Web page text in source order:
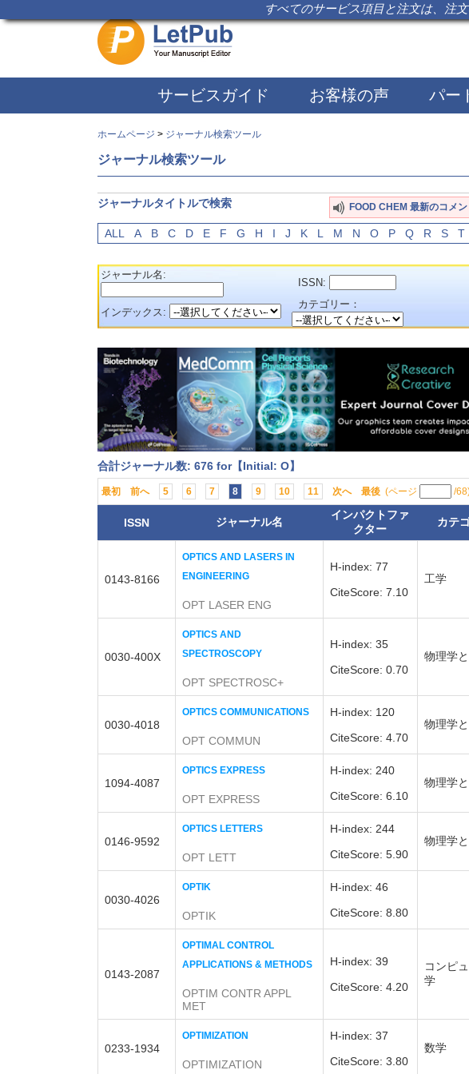
すべてのサービス項目と注文は、注
サービスガイド お客様の声 パー
ホームページ > ジャーナル検索ツール
ジャーナル検索ツール
ジャーナルタイトルで検索 FOOD CHEM 最新のコメ
ALL A B C D E F G H I J K L M N O P Q R S T
ジャーナル名:
ISSN:
インデックス:
カテゴリー：
合計ジャーナル数: 676 for【Initial: O】
最初 前へ 5 6 7 8 9 10 11 次へ 最後 (ページ /
ISSN ジャーナル名
インパクトファ
クター
カテ
0143-8166
OPTICS AND LASERS IN
ENGINEERING
OPT LASER ENG
H-index: 77
CiteScore: 7.10
工学
0030-400X
OPTICS AND
SPECTROSCOPY
OPT SPECTROSC+
H-index: 35
CiteScore: 0.70
物理学
0030-4018
OPTICS COMMUNICATIONS
OPT COMMUN
H-index: 120
CiteScore: 4.70
物理学
1094-4087
OPTICS EXPRESS
OPT EXPRESS
H-index: 240
CiteScore: 6.10
物理学
0146-9592
OPTICS LETTERS
OPT LETT
H-index: 244
CiteScore: 5.90
物理学
0030-4026
OPTIK
OPTIK
H-index: 46
CiteScore: 8.80
0143-2087
OPTIMAL CONTROL
APPLICATIONS & METHODS
OPTIM CONTR APPL
MET
H-index: 39
CiteScore: 4.20
コンピ
学
0233-1934
OPTIMIZATION
OPTIMIZATION
H-index: 37
CiteScore: 3.80
数学